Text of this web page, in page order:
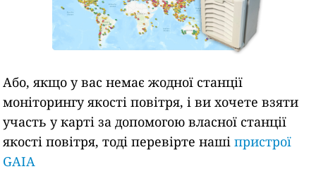
Або, якщо у вас немає жодної станції
моніторингу якості повітря, і ви хочете взяти
участь у карті за допомогою власної станції
якості повітря, тоді перевірте нашіпристрої
GAIA